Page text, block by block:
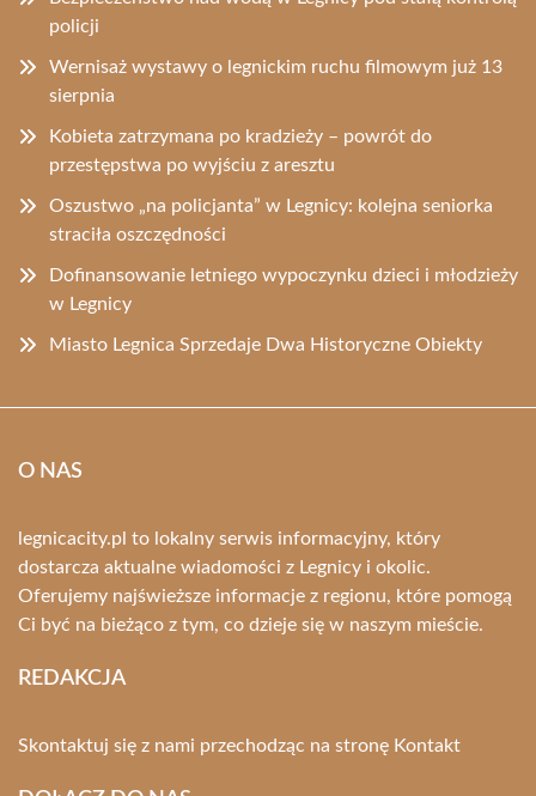
policji
Wernisaż wystawy o legnickim ruchu filmowym już 13
sierpnia
Kobieta zatrzymana po kradzieży – powrót do
przestępstwa po wyjściu z aresztu
Oszustwo „na policjanta” w Legnicy: kolejna seniorka
straciła oszczędności
Dofinansowanie letniego wypoczynku dzieci i młodzieży
w Legnicy
Miasto Legnica Sprzedaje Dwa Historyczne Obiekty
O NAS
legnicacity.pl to lokalny serwis informacyjny, który
dostarcza aktualne wiadomości z Legnicy i okolic.
Oferujemy najświeższe informacje z regionu, które pomogą
Ci być na bieżąco z tym, co dzieje się w naszym mieście.
REDAKCJA
Skontaktuj się z nami przechodząc na stronę Kontakt